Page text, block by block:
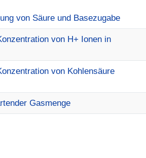
von Säure und Basezugabe
von H+ Ionen in
von Kohlensäure
Gasmenge